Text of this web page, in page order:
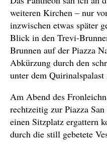
weiteren Kirchen – nur
inzwischen etwas später
Blick in den Trevi-
Brunnen auf der Piazza
Abkürzung durch den
unter dem
Am Abend des
rechtzeitig zur Piazza
einen Sitzplatz ergattern
durch die still gebetete